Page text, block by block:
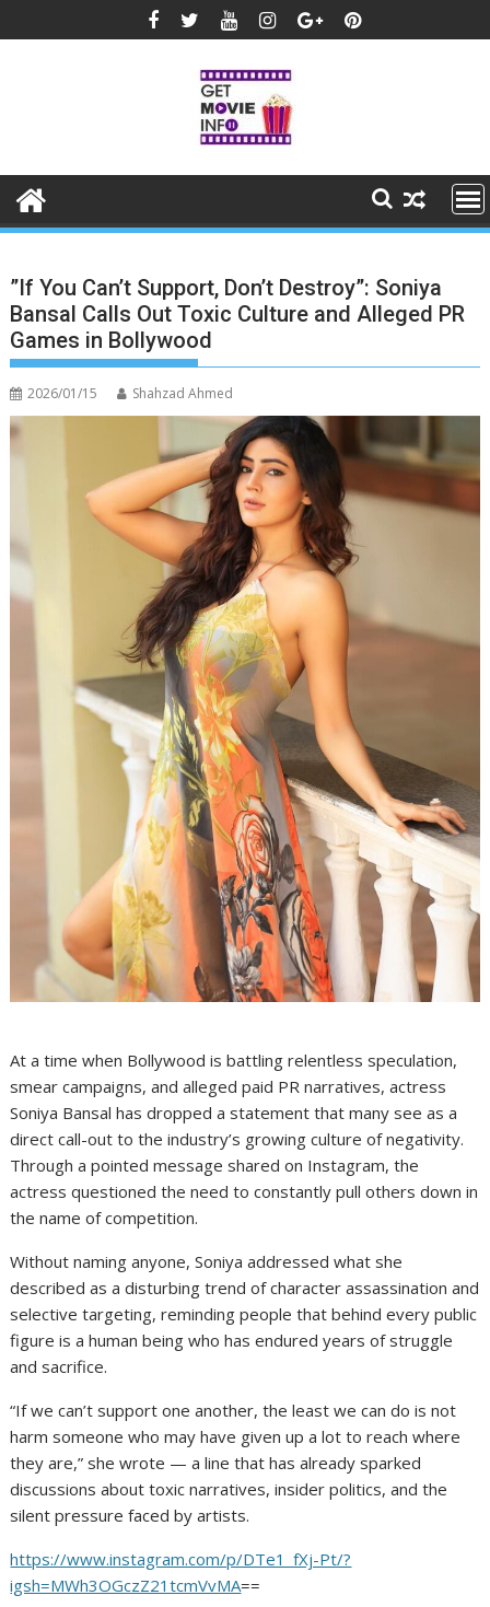
to
”If You Can’t Support, Don’t Destroy”: Soniya
Bansal Calls Out Toxic Culture and Alleged PR
Games in Bollywood
2026/01/15 Shahzad Ahmed
At a time when Bollywood is battling relentless speculation,
smear campaigns, and alleged paid PR narratives, actress
Soniya Bansal has dropped a statement that many see as a
direct call-out to the industry’s growing culture of negativity.
Through a pointed message shared on Instagram, the
actress questioned the need to constantly pull others down in
the name of competition.
Without naming anyone, Soniya addressed what she
described as a disturbing trend of character assassination and
selective targeting, reminding people that behind every public
figure is a human being who has endured years of struggle
and sacrifice.
“If we can’t support one another, the least we can do is not
harm someone who may have given up a lot to reach where
they are,” she wrote — a line that has already sparked
discussions about toxic narratives, insider politics, and the
silent pressure faced by artists.
https://www.instagram.com/p/DTe1_fXj-Pt/?
igsh=MWh3OGczZ21tcmVvMA==